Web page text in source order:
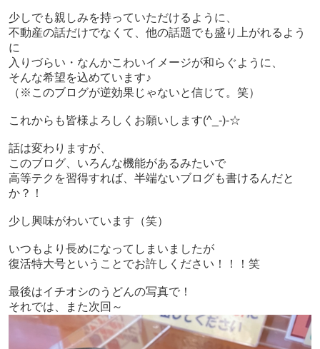
少しでも親しみを持っていただけるように、
不動産の話だけでなくて、他の話題でも盛り上がれるよう
に
入りづらい・なんかこわいイメージが和らぐように、
そんな希望を込めています♪
（※このブログが逆効果じゃないと信じて。笑）
これからも皆様よろしくお願いします(^_-)-☆
話は変わりますが、
このブログ、いろんな機能があるみたいで
高等テクを習得すれば、半端ないブログも書けるんだと
か？！
少し興味がわいています（笑）
いつもより長めになってしまいましたが
復活特大号ということでお許しください！！！笑
最後はイチオシのうどんの写真で！
それでは、また次回～